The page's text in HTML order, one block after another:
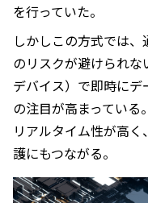
を行っていた。
しかしこの方式では
のリスクが避けられ
デバイス）で即時にデ
の注目が高まっている
リアルタイム性が高
護にもつながる。